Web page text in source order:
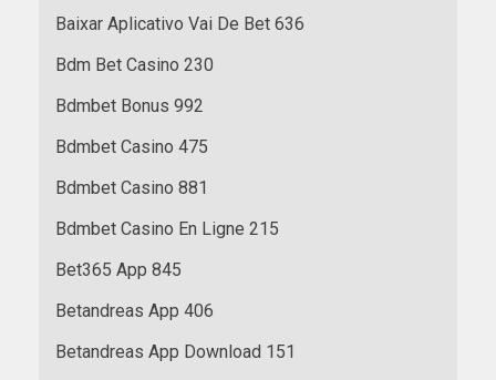
Baixar Aplicativo Vai De Bet 636
Bdm Bet Casino 230
Bdmbet Bonus 992
Bdmbet Casino 475
Bdmbet Casino 881
Bdmbet Casino En Ligne 215
Bet365 App 845
Betandreas App 406
Betandreas App Download 151